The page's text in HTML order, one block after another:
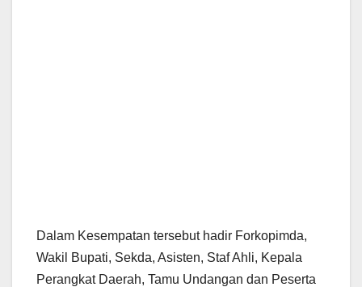
Dalam Kesempatan tersebut hadir Forkopimda,
Wakil Bupati, Sekda, Asisten, Staf Ahli, Kepala
Perangkat Daerah, Tamu Undangan dan Peserta